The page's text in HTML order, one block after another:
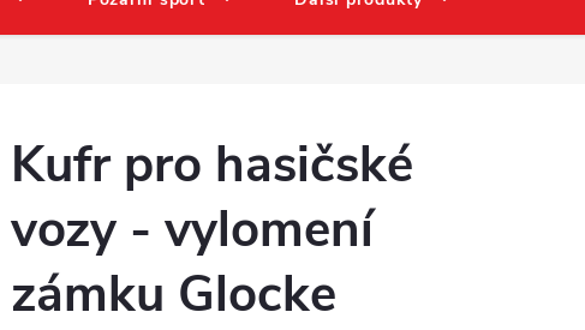
Kufr pro hasičské
vozy - vylomení
zámku Glocke